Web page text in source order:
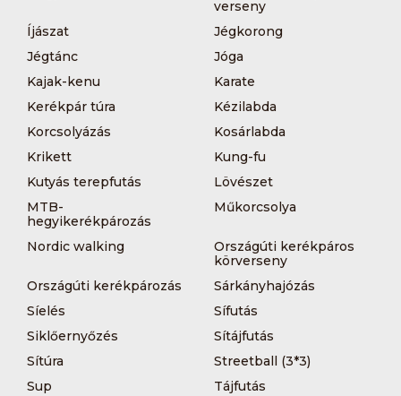
verseny
Íjászat
Jégkorong
Jégtánc
Jóga
Kajak-kenu
Karate
Kerékpár túra
Kézilabda
Korcsolyázás
Kosárlabda
Krikett
Kung-fu
Kutyás terepfutás
Lövészet
MTB-
hegyikerékpározás
Műkorcsolya
Nordic walking
Országúti kerékpáros
körverseny
Országúti kerékpározás
Sárkányhajózás
Síelés
Sífutás
Siklőernyőzés
Sítájfutás
Sítúra
Streetball (3*3)
Sup
Tájfutás